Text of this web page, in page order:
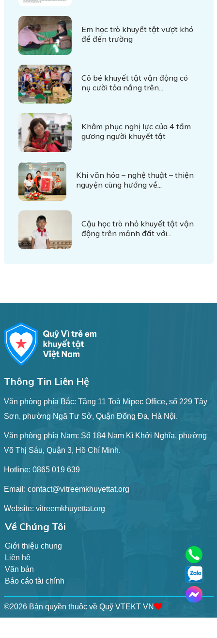
Em học trò khuyết tật vượt khó
để đến trường
Cô bé khuyết tật vận động có
nụ cười tỏa nắng trên...
Khâm phục nghị lực của 4 tấm
gương người khuyết tật
Khi văn hóa – nghệ thuật – thiện
nguyện cùng hướng về...
Cậu học trò nhỏ khuyết tật vận
động trên mảnh đất với...
Thông Tin Liên Hệ
Văn phòng phía Bắc: Tầng 11 Toà Mipec Office, số 229 Tây
Sơn, phường Ngã Tư Sở, Quận Đống Đa, Hà Nội.
Văn phòng phía Nam: Số 184 Nam Kì Khởi Nghĩa, phường
Võ Thị Sáu, Quận 3, Hồ Chí Minh.
Hotline: 0865 019 639
Email: contact@vitreemkhuyettat.org
Website: vitreemkhuyettat.org
Về Chúng Tôi
Giới thiệu chung
Liên hệ
Văn bản
Báo cáo tài chính
©2026 Bản quyền thuộc về Quỹ VTEKT VN